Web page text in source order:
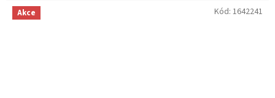
Akce Kód: 1642241